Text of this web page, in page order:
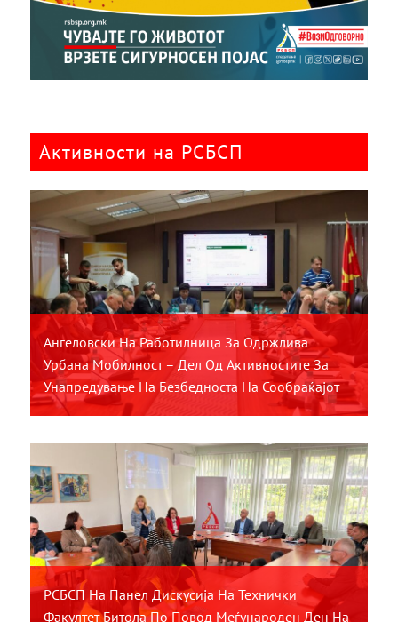
Активности на РСБСП
Ангеловски На Работилница За Одржлива
Урбана Мобилност – Дел Од Активностите За
Унапредување На Безбедноста На Сообраќајот
РСБСП На Панел Дискусија На Технички
Факултет Битола По Повод Меѓународен Ден На